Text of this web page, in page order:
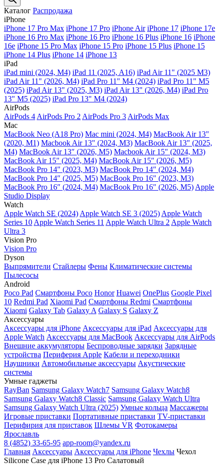
Каталог Распродажа
iPhone
iPhone 17 Pro Max iPhone 17 Pro iPhone Air iPhone 17 iPhone 17e
iPhone 16 Pro Max iPhone 16 Pro iPhone 16 Plus iPhone 16 iPhone
16e iPhone 15 Pro Max iPhone 15 Pro iPhone 15 Plus iPhone 15
iPhone 14 Plus iPhone 14 iPhone 13
iPad
iPad mini (2024, M4) iPad 11 (2025, A16) iPad Air 11" (2025 M3)
iPad Air 11" (2026, M4) iPad Pro 11" M4 (2024) iPad Pro 11" M5
(2025) iPad Air 13" (2025, M3) iPad Air 13" (2026, M4) iPad Pro
13" M5 (2025) iPad Pro 13" M4 (2024)
AirPods
AirPods 4 AirPods Pro 2 AirPods Pro 3 AirPods Max
Mac
MacBook Neo (A18 Pro) Mac mini (2024, M4) MacBook Air 13"
(2020, M1) Macbook Air 13" (2024, M3) MacBook Air 13" (2025,
M4) MacBook Air 13″ (2026, M5) Macbook Air 15" (2024, M3)
MacBook Air 15" (2025, M4) MacBook Air 15″ (2026, M5)
MacBook Pro 14" (2023, M3) MacBook Pro 14″ (2024, M4)
MacBook Pro 14″ (2025, M5) MacBook Pro 16" (2023, M3)
MacBook Pro 16″ (2024, M4) MacBook Pro 16" (2026, M5) Apple
Studio Display
Watch
Apple Watch SE (2024) Apple Watch SE 3 (2025) Apple Watch
Series 10 Apple Watch Series 11 Apple Watch Ultra 2 Apple Watch
Ultra 3
Vision Pro
Vision Pro
Dyson
Выпрямители Стайлеры Фены Климатические системы
Пылесосы
Android
Poco Pad Смартфоны Poco Honor Huawei OnePlus Google Pixel
10 Redmi Pad Xiaomi Pad Смартфоны Redmi Смартфоны
Xiaomi Galaxy Tab Galaxy A Galaxy S Galaxy Z
Аксессуары
Аксессуары для iPhone Аксессуары для iPad Аксессуары для
Apple Watch Аксессуары для MacBook Аксессуары для AirPods
Внешние аккумуляторы Беспроводные зарядки Зарядные
устройства Периферия Apple Кабели и переходники
Наушники Автомобильные аксессуары Акустические
системы
Умные гаджеты
RayBan Samsung Galaxy Watch7 Samsung Galaxy Watch8
Samsung Galaxy Watch8 Classic Samsung Galaxy Watch Ultra
Samsung Galaxy Watch Ultra (2025) Умные кольца Массажеры
Игровые приставки Портативные приставки TV-приставки
Перифирия для приставок Шлемы VR Фотокамеры
Ярославль
8 (4852) 33-65-95 app-room@yandex.ru
Главная Аксессуары Аксессуары для iPhone Чехлы Чехол
Silicone Case для iPhone 13 Pro Салатовый